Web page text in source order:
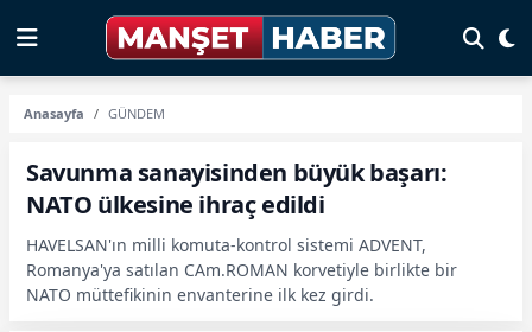
Anasayfa GÜNDEM
Savunma sanayisinden büyük başarı:
NATO ülkesine ihraç edildi
HAVELSAN'ın milli komuta-kontrol sistemi ADVENT,
Romanya'ya satılan CAm.ROMAN korvetiyle birlikte bir
NATO müttefikinin envanterine ilk kez girdi.